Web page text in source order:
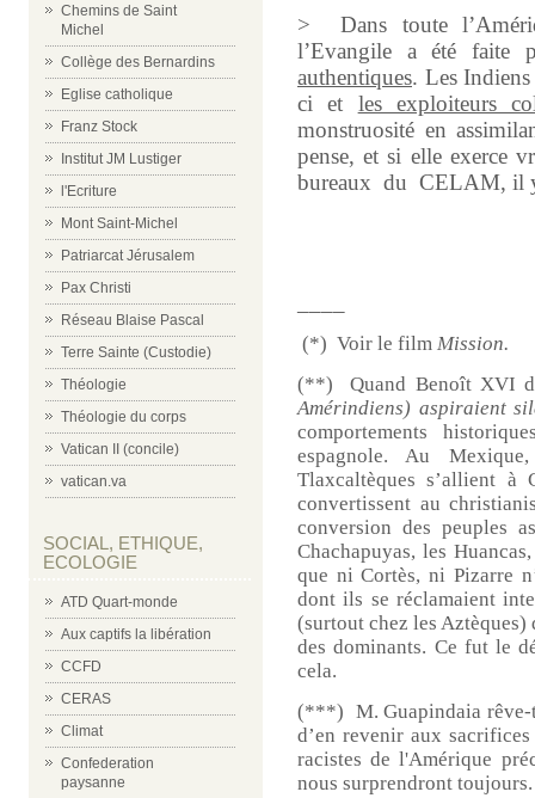
Chemins de Saint
Michel
Collège des Bernardins
Eglise catholique
Franz Stock
Institut JM Lustiger
l'Ecriture
Mont Saint-Michel
Patriarcat Jérusalem
Pax Christi
Réseau Blaise Pascal
Terre Sainte (Custodie)
Théologie
Théologie du corps
Vatican II (concile)
vatican.va
SOCIAL, ETHIQUE,
ECOLOGIE
ATD Quart-monde
Aux captifs la libération
CCFD
CERAS
Climat
Confederation
paysanne
>
Dans toute
l’Evangile a été faite
authentiques. Les
ci et les exploiteurs
monstruosité en
pense, et si elle exerce
bureaux du CELAM, il
(*) Voir le film Mission.
(**)
Quand Benoît XVI
Amérindiens) aspiraient
comportements
espagnole. Au
Tlaxcaltèques s’allient à
convertissent au
conversion des peuples
Chachapuyas, les
que ni Cortès, ni Pizarre
dont ils se réclamaient
(surtout chez les
des dominants. Ce fut le
cela.
(***) M. Guapindaia
d’en revenir aux
racistes de l'Amérique
nous surprendront toujours.